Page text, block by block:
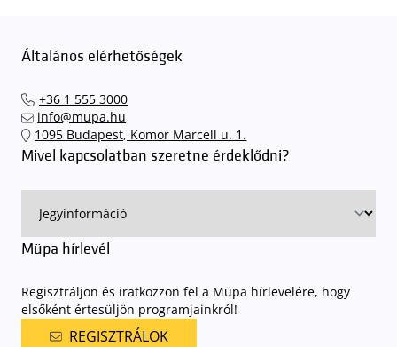
Általános elérhetőségek
+36 1 555 3000
info@mupa.hu
1095 Budapest, Komor Marcell u. 1.
Mivel kapcsolatban szeretne érdeklődni?
Müpa hírlevél
Regisztráljon és iratkozzon fel a Müpa hírlevelére, hogy
elsőként értesüljön programjainkról!
REGISZTRÁLOK